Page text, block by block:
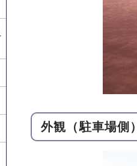
外観（駐車場側）